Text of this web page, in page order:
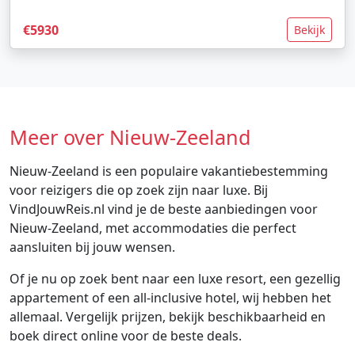
€5930 Bekijk
Meer over Nieuw-Zeeland
Nieuw-Zeeland is een populaire vakantiebestemming
voor reizigers die op zoek zijn naar luxe. Bij
VindJouwReis.nl vind je de beste aanbiedingen voor
Nieuw-Zeeland, met accommodaties die perfect
aansluiten bij jouw wensen.
Of je nu op zoek bent naar een luxe resort, een gezellig
appartement of een all-inclusive hotel, wij hebben het
allemaal. Vergelijk prijzen, bekijk beschikbaarheid en
boek direct online voor de beste deals.